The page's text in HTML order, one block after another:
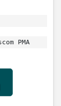
PMA